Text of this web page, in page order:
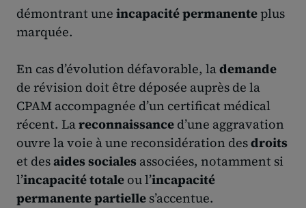
démontrant une incapacité permanente plus
marquée.
En cas d’évolution défavorable, lademande
de révision doit être déposée auprès de la
CPAM accompagnée d’un certificat médical
récent. Lareconnaissance d’une aggravation
ouvre la voie à une reconsidération desdroits
et desaides sociales associées, notamment si
l’incapacité totale ou l’incapacité
permanente partielle s’accentue.